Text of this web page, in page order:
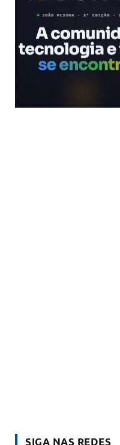
SIGA NAS REDES